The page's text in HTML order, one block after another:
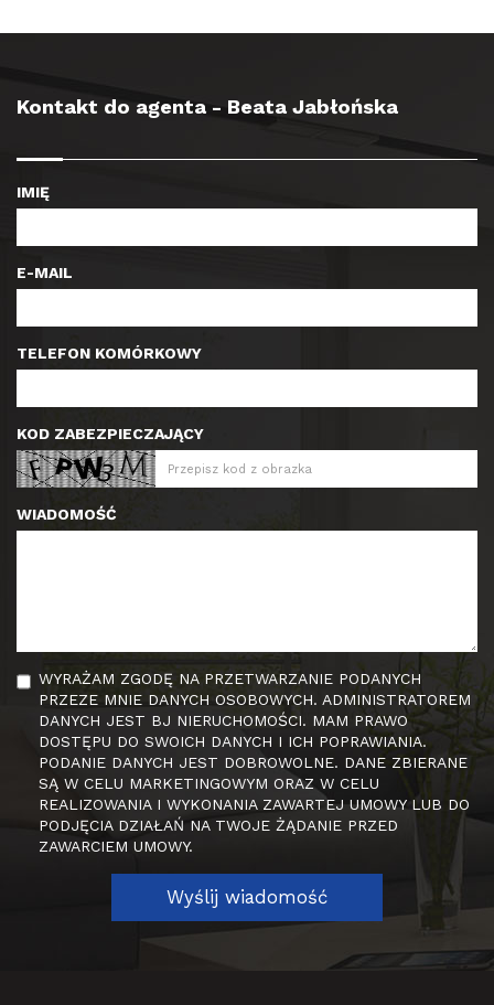
Kontakt do agenta - Beata Jabłońska
IMIĘ
E-MAIL
TELEFON KOMÓRKOWY
KOD ZABEZPIECZAJĄCY
WIADOMOŚĆ
WYRAŻAM ZGODĘ NA PRZETWARZANIE PODANYCH
PRZEZE MNIE DANYCH OSOBOWYCH. ADMINISTRATOREM
DANYCH JEST BJ NIERUCHOMOŚCI. MAM PRAWO
DOSTĘPU DO SWOICH DANYCH I ICH POPRAWIANIA.
PODANIE DANYCH JEST DOBROWOLNE. DANE ZBIERANE
SĄ W CELU MARKETINGOWYM ORAZ W CELU
REALIZOWANIA I WYKONANIA ZAWARTEJ UMOWY LUB DO
PODJĘCIA DZIAŁAŃ NA TWOJE ŻĄDANIE PRZED
ZAWARCIEM UMOWY.